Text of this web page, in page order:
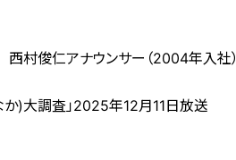
村俊仁アナウンサー（2004年入社）
か)大調査」2025年12月11日放送